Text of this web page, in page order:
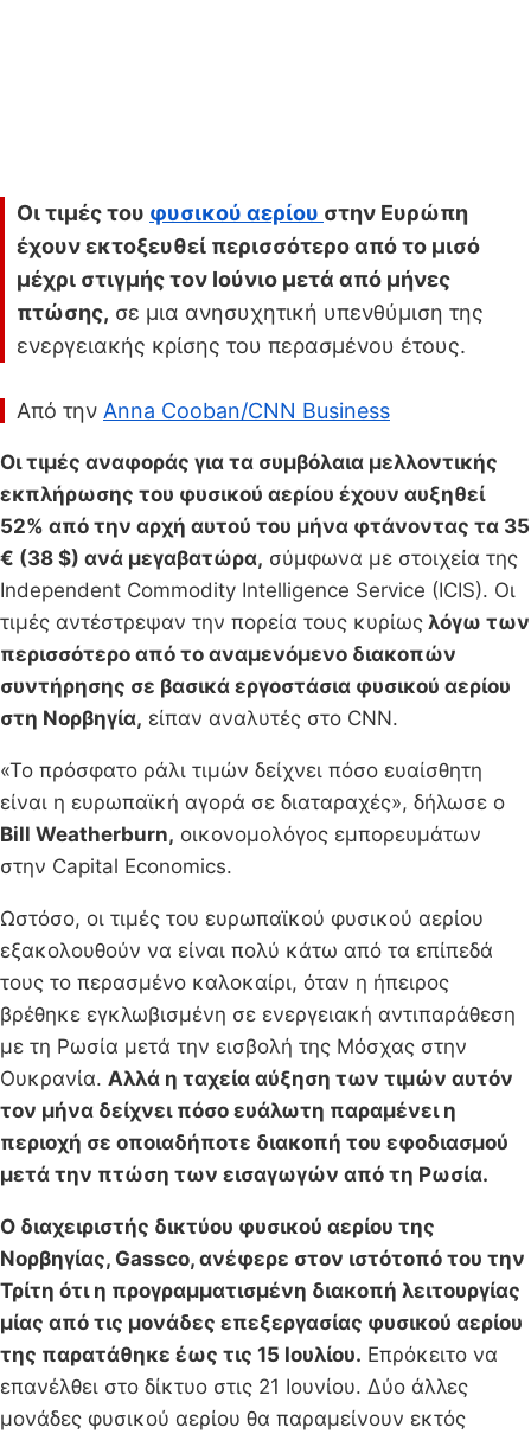
Οι τιμές του φυσικού αερίου στην Ευρώπη
έχουν εκτοξευθεί περισσότερο από το μισό
μέχρι στιγμής τον Ιούνιο μετά από μήνες
πτώσης, σε μια ανησυχητική υπενθύμιση της
ενεργειακής κρίσης του περασμένου έτους.
Από την Anna Cooban/CNN Business
Οι τιμές αναφοράς για τα συμβόλαια μελλοντικής
εκπλήρωσης του φυσικού αερίου έχουν αυξηθεί
52% από την αρχή αυτού του μήνα φτάνοντας τα 35
€ (38 $) ανά μεγαβατώρα, σύμφωνα με στοιχεία της
Independent Commodity Intelligence Service (ICIS). Οι
τιμές αντέστρεψαν την πορεία τους κυρίως λόγω των
περισσότερο από το αναμενόμενο διακοπών
συντήρησης σε βασικά εργοστάσια φυσικού αερίου
στη Νορβηγία, είπαν αναλυτές στο CNN.
«Το πρόσφατο ράλι τιμών δείχνει πόσο ευαίσθητη
είναι η ευρωπαϊκή αγορά σε διαταραχές», δήλωσε ο
Bill Weatherburn, οικονομολόγος εμπορευμάτων
στην Capital Economics.
Ωστόσο, οι τιμές του ευρωπαϊκού φυσικού αερίου
εξακολουθούν να είναι πολύ κάτω από τα επίπεδά
τους το περασμένο καλοκαίρι, όταν η ήπειρος
βρέθηκε εγκλωβισμένη σε ενεργειακή αντιπαράθεση
με τη Ρωσία μετά την εισβολή της Μόσχας στην
Ουκρανία. Αλλά η ταχεία αύξηση των τιμών αυτόν
τον μήνα δείχνει πόσο ευάλωτη παραμένει η
περιοχή σε οποιαδήποτε διακοπή του εφοδιασμού
μετά την πτώση των εισαγωγών από τη Ρωσία.
Ο διαχειριστής δικτύου φυσικού αερίου της
Νορβηγίας, Gassco, ανέφερε στον ιστότοπό του την
Τρίτη ότι η προγραμματισμένη διακοπή λειτουργίας
μίας από τις μονάδες επεξεργασίας φυσικού αερίου
της παρατάθηκε έως τις 15 Ιουλίου. Επρόκειτο να
επανέλθει στο δίκτυο στις 21 Ιουνίου. Δύο άλλες
μονάδες φυσικού αερίου θα παραμείνουν εκτός